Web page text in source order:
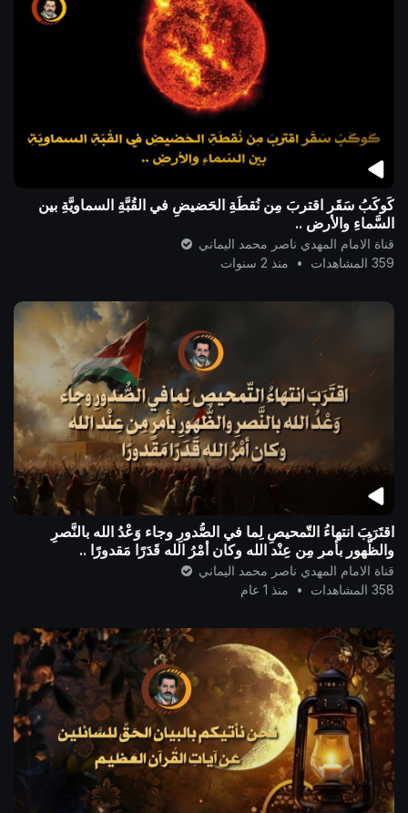
كَوكَبُ سَقَر اقتربَ مِن نُقطَةِ الحَضيضِ في القُبَّةِ السماويَّةِ بين
السَّماءِ والأرضِ ..
قناة الامام المهدي ناصر محمد اليماني
359 المشاهدات
• منذ 2 سنوات
اقتَرَبَ انتهاءُ التّمحيصِ لِما في الصُّدورِ وجاء وَعْدُ الله بالنَّصرِ
والظُّهورِ بأمرٍ مِن عِنْد الله وكان أمْرُ الله قَدَرًا مَقدورًا ..
قناة الامام المهدي ناصر محمد اليماني
358 المشاهدات
• منذ 1 عام